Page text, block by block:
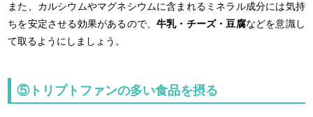
また、カルシウムやマグネシウムに含まれるミネラル成分には気持
ちを安定させる効果があるので、牛乳・チーズ・豆腐などを意識し
て取るようにしましょう。
⑤トリプトファンの多い食品を摂る